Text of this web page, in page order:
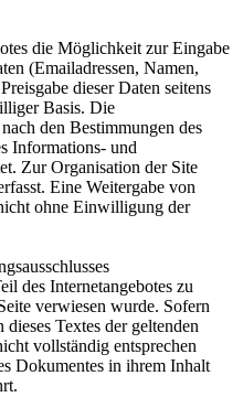
die Möglichkeit zur Eingabe
(Emailadressen, Namen,
dieser Daten seitens
Basis. Die
den Bestimmungen des
Informations- und
Zur Organisation der Site
Eine Weitergabe von
ohne Einwilligung der
des Internetangebotes zu
verwiesen wurde. Sofern
Textes der geltenden
vollständig entsprechen
Dokumentes in ihrem Inhalt